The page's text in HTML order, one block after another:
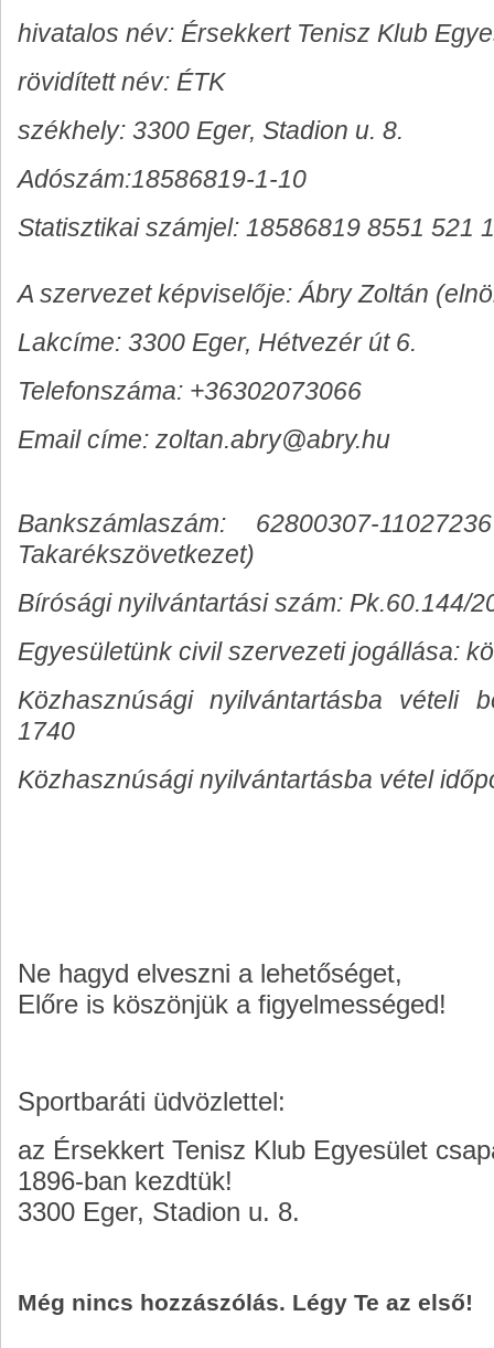
hivatalos név: Érsekkert Tenisz Klub
rövidített név: ÉTK
székhely: 3300 Eger, Stadion u. 8.
Adószám:18586819-1-10
Statisztikai számjel: 18586819 8551 521
A szervezet képviselője: Ábry Zoltán
Lakcíme: 3300 Eger, Hétvezér út 6.
Telefonszáma: +36302073066
Email címe: zoltan.abry@abry.hu
Bankszámlaszám: 62800307-
Takarékszövetkezet)
Bírósági nyilvántartási szám: Pk.60.144/
Egyesületünk civil szervezeti jogállása:
Közhasznúsági nyilvántartásba vételi
1740
Közhasznúsági nyilvántartásba vétel
Ne hagyd elveszni a lehetőséget,
Előre is köszönjük a figyelmességed!
Sportbaráti üdvözlettel:
az Érsekkert Tenisz Klub Egyesület
1896-ban kezdtük!
3300 Eger, Stadion u. 8.
Még nincs hozzászólás. Légy Te az első!